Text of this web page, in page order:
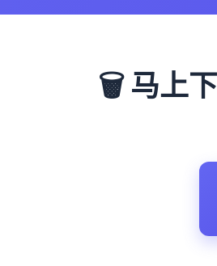
🗑️ 马上